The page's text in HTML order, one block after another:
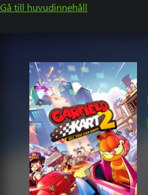
Gå till huvudinnehåll